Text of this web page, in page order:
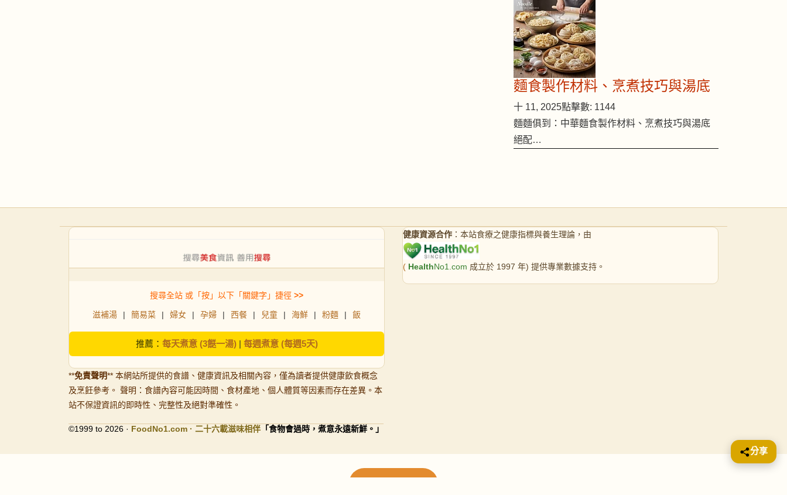
麵食製作材料、烹煮技巧與湯底
十 11, 2025點擊數: 1144
麵麵俱到：中華麵食製作材料、烹煮技巧與湯底
絕配…
搜尋全站 或「按」以下「關鍵字」捷徑 >>
滋補湯 | 簡易菜 | 婦女 | 孕婦 | 西餐 | 兒童 | 海鮮 | 粉麵 | 飯
推薦： 每天煮意 (3餸一湯)| 每週煮意 (每週5天)
**免責聲明** 本網站所提供的食譜、健康資訊及相關內容，僅為讀者提供健康飲食概念
及烹飪參考。 聲明：食譜內容可能因時間、食材產地、個人體質等因素而存在差異。本
站不保證資訊的即時性、完整性及絕對準確性。
©1999 to 2026 · FoodNo1.com · 二十六載滋味相伴 「食物會過時，煮意永遠新鮮。」
健康資源合作 ：本站食療之健康指標與養生理論，由
( HealthNo1.com 成立於 1997 年) 提供專業數據支持。
分享